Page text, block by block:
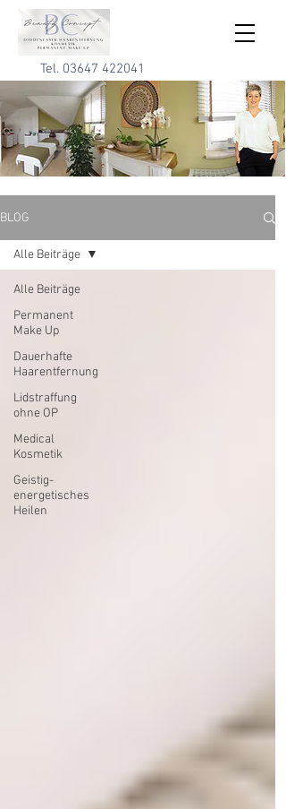
Tel. 03647 422041
BLOG
Alle Beiträge
Permanent
Make Up
Dauerhafte
Haarentfernung
Lidstraffung
ohne OP
Medical
Kosmetik
Geistig-
energetisches
Heilen
Alle Beiträge